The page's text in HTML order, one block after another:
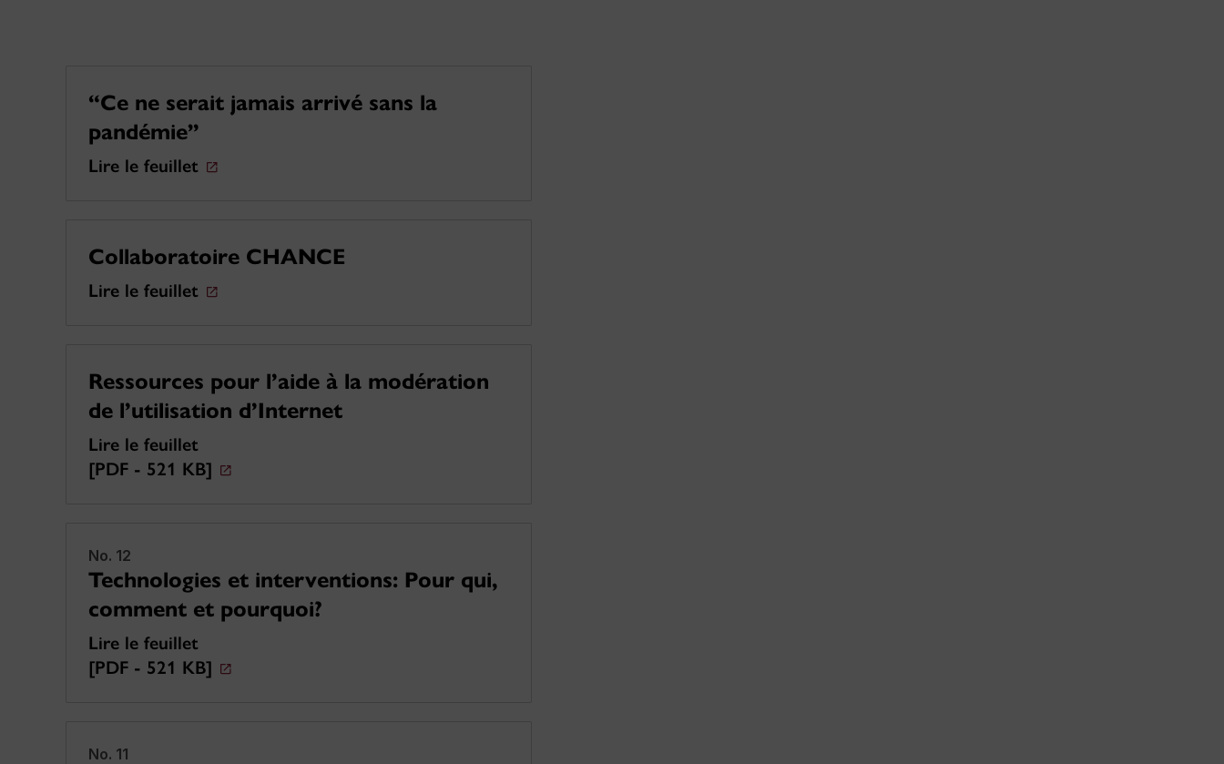
“Ce ne serait jamais arrivé sans la
pandémie”
Lire le feuillet
Collaboratoire CHANCE
Lire le feuillet
Ressources pour l’aide à la modération
de l’utilisation d’Internet
Lire le feuillet
[PDF - 521 KB]
No. 12
Technologies et interventions: Pour qui,
comment et pourquoi?
Lire le feuillet
[PDF - 521 KB]
No. 11